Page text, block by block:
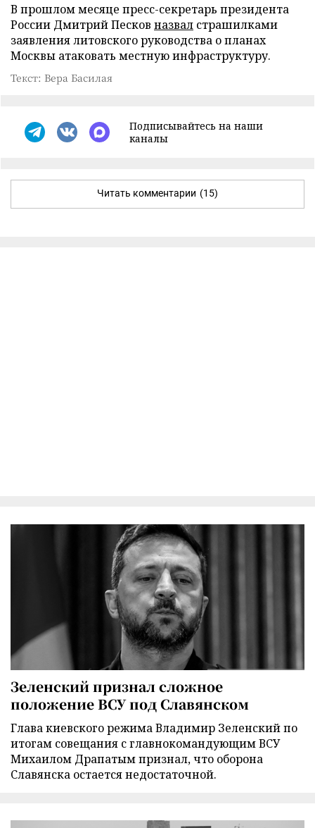
В прошлом месяце пресс-секретарь президента
России Дмитрий Песков назвал страшилками
заявления литовского руководства о планах
Москвы атаковать местную инфраструктуру.
Текст: Вера Басилая
Подписывайтесь на наши
каналы
Читать комментарии (15)
Зеленский признал сложное
положение ВСУ под Славянском
Глава киевского режима Владимир Зеленский по
итогам совещания с главнокомандующим ВСУ
Михаилом Драпатым признал, что оборона
Славянска остается недостаточной.